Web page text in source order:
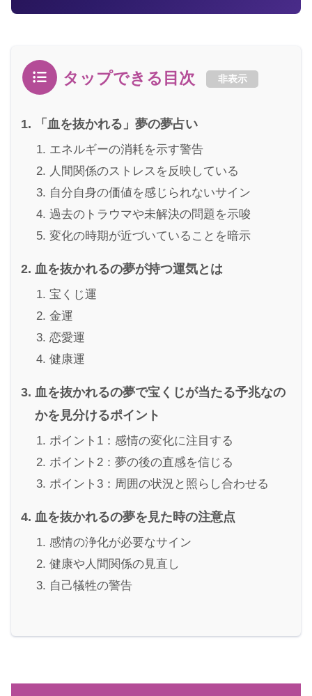
タップできる目次 非表示
「血を抜かれる」夢の夢占い
エネルギーの消耗を示す警告
人間関係のストレスを反映している
自分自身の価値を感じられないサイン
過去のトラウマや未解決の問題を示唆
変化の時期が近づいていることを暗示
血を抜かれるの夢が持つ運気とは
宝くじ運
金運
恋愛運
健康運
血を抜かれるの夢で宝くじが当たる予兆なの
かを見分けるポイント
ポイント1：感情の変化に注目する
ポイント2：夢の後の直感を信じる
ポイント3：周囲の状況と照らし合わせる
血を抜かれるの夢を見た時の注意点
感情の浄化が必要なサイン
健康や人間関係の見直し
自己犠牲の警告